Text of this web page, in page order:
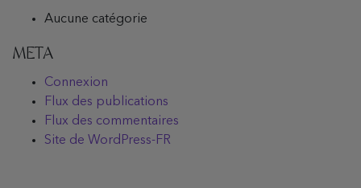
Aucune catégorie
META
Connexion
Flux des publications
Flux des commentaires
Site de WordPress-FR